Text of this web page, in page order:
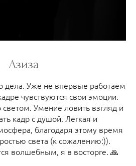
Азиза
дела. Уже не впервые работаем
чувствуются свои эмоции.
светом. Умение ловить взгляд и
кадр с душой. Легкая и
благодаря этому время
света (к сожалению:)).
волшебным, я в восторге. 🙏